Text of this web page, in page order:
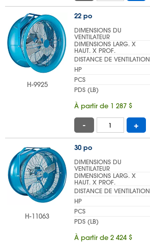
H-9925
22 po
DIMENSIONS DU
VENTILATEUR
DIMENSIONS LARG. X
HAUT. X PROF.
DISTANCE DE VENTILATION
HP
PCS
PDS (LB)
À partir de 1 287 $
- +
H-11063
30 po
DIMENSIONS DU
VENTILATEUR
DIMENSIONS LARG. X
HAUT. X PROF.
DISTANCE DE VENTILATION
HP
PCS
PDS (LB)
À partir de 2 424 $